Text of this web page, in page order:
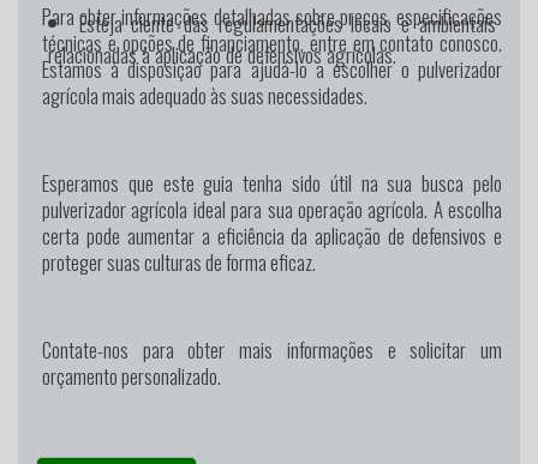
Esteja ciente das regulamentações locais e ambientais
relacionadas à aplicação de defensivos agrícolas.
Para obter informações detalhadas sobre preços, especificações
técnicas e opções de financiamento, entre em contato conosco.
Estamos à disposição para ajudá-lo a escolher o pulverizador
agrícola mais adequado às suas necessidades.
Esperamos que este guia tenha sido útil na sua busca pelo
pulverizador agrícola ideal para sua operação agrícola. A escolha
certa pode aumentar a eficiência da aplicação de defensivos e
proteger suas culturas de forma eficaz.
Contate-nos para obter mais informações e solicitar um
orçamento personalizado.